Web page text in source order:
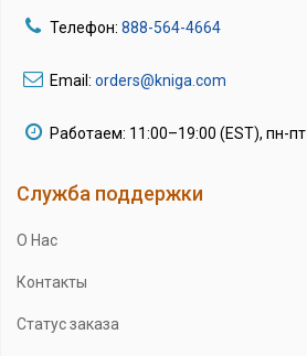
Телефон: 888-564-4664
Email: orders@kniga.com
Работаем: 11:00–19:00 (EST), пн-пт
Служба поддержки
О Нас
Контакты
Статус заказа